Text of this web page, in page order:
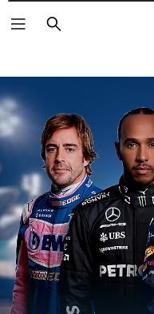
Pesquisar